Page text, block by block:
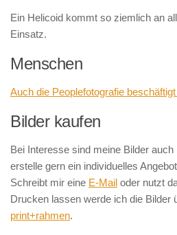
Ein Helicoid kommt so ziemlich an
Einsatz.
Menschen
Auch die Peoplefotografie
Bilder kaufen
Bei Interesse sind meine Bilder
erstelle gern ein individuelles
Schreibt mir eine E-Mail oder nutzt
Drucken lassen werde ich die Bilder
print+rahmen.